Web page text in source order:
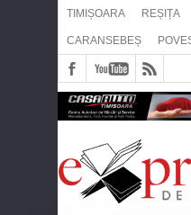
TIMIȘOARA REȘIȚA
CARANSEBEȘ